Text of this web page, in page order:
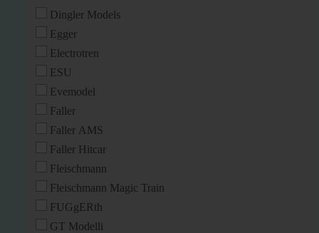
Dingler Models
Egger
Electrotren
ESU
Evemodel
Faller
Faller AMS
Faller Hitcar
Fleischmann
Fleischmann Magic Train
FUGgERth
GT Modelli